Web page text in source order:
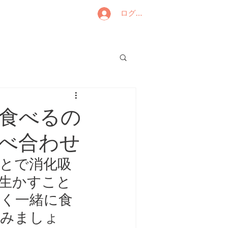
ログイン
べるの
合わせ
で消化吸
かすこと
一緒に食
ましょ